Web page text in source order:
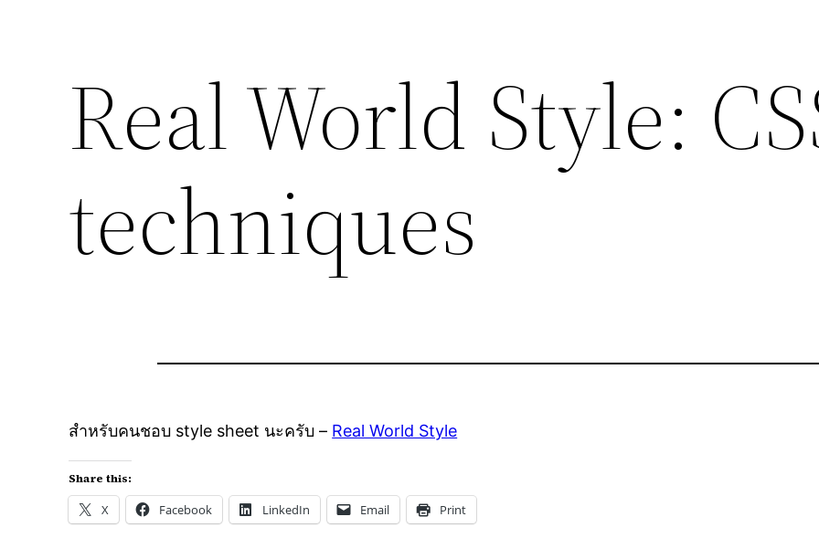
Real World Style:
techniques
สำหรับคนชอบ style sheet นะครับ – Real World Style
Share this:
X Facebook LinkedIn Email Print